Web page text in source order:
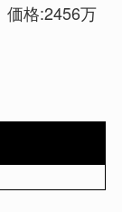
価格:2456万